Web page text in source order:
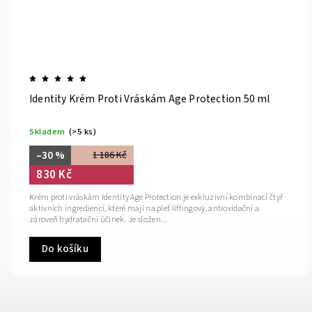
Identity Krém Proti Vráskám Age Protection 50 ml
Skladem (>5 ks)
1 186 Kč
–30 %
830 Kč
Do košíku
Krém proti vráskám Identity Age Protection je exkluzivní kombinací čtyř
aktivních ingrediencí, které mají na pleť liftingový, antioxidační a
zároveň hydratační účinek. Je složen...